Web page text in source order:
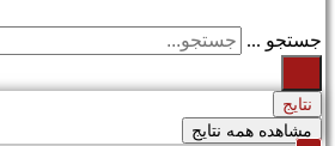
جستجو ...
نتایج
مشاهده همه نتایج